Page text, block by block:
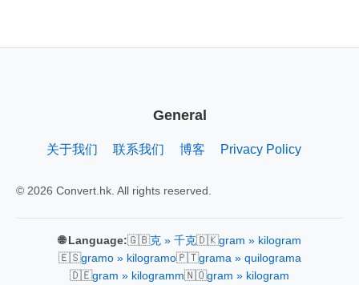
General
关于我们 联系我们 博客 Privacy Policy
© 2026 Convert.hk. All rights reserved.
🌐 Language:🇬🇧克 » 千克🇩🇰gram » kilogram
🇪🇸gramo » kilogramo🇵🇹grama » quilograma
🇩🇪gram » kilogramm🇳🇴gram » kilogram